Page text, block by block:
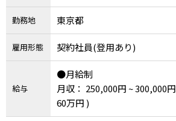
勤務地 東京都
雇用形態 契約社員(登用あり)
給与
●月給制
月収： 250,000円 ~ 300,000円
60万円 )